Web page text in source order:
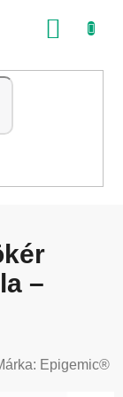
–
Epigemic®